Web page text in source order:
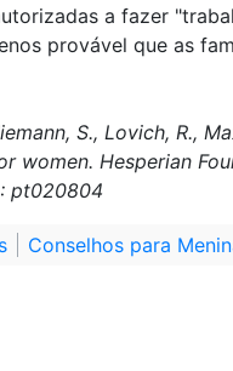
a fazer
provável que as
S., Lovich, R.,
women. Hesperian
pt020804
Conselhos para